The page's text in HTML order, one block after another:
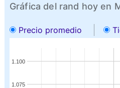
Gráfica del rand hoy en
Precio promedio
1.075
1.100